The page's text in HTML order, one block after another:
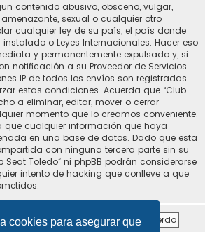
cookies para asegurar que
contenido abusivo, obsceno, vulgar,
sexual o cualquier otro
cualquier ley de su país, el país donde
instalado o Leyes Internacionales. Hacer eso
y permanentemente expulsado y, si
notificación a su Proveedor de Servicios
IP de todos los envíos son registradas
estas condiciones. Acuerda que “Club
a eliminar, editar, mover o cerrar
momento que lo creamos conveniente.
que cualquier información que haya
en una base de datos. Dado que esta
con ninguna tercera parte sin su
Seat Toledo” ni phpBB podrán considerarse
intento de hacking que conlleve a que